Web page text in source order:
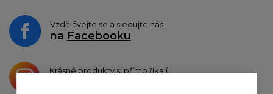
Vzdělávejte se a sledujte nás
na Facebooku
Krásné produkty si přímo říkají